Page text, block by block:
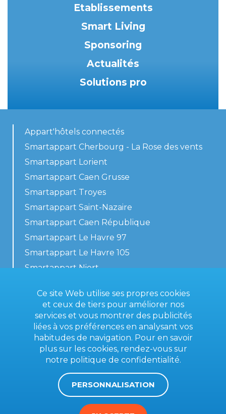
Etablissements
Smart Living
Sponsoring
Actualités
Solutions pro
Appart'hôtels connectés
Smartappart Cherbourg - La Rose des vents
Smartappart Lorient
Smartappart Caen Grusse
Smartappart Troyes
Smartappart Saint-Nazaire
Smartappart Caen République
Smartappart Le Havre 97
Smartappart Le Havre 105
Smartappart Niort
Contactez-nous
Conditions générales
Mentions légales
Ce site Web utilise ses propres cookies
et ceux de tiers pour améliorer nos
services et vous montrer des publicités
liées à vos préférences en analysant vos
habitudes de navigation. Pour en savoir
plus sur les cookies, rendez-vous sur
notre politique de confidentialité.
PERSONNALISATION